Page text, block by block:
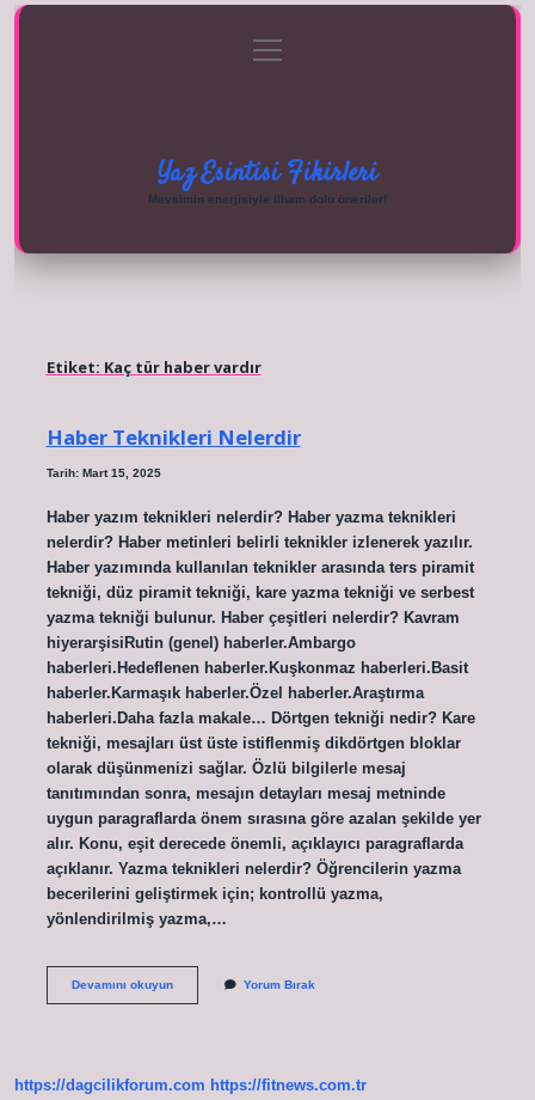
Gizlilik Politikası
menüyü
aç
Yaz Esintisi Fikirleri
Mevsimin enerjisiyle ilham dolu öneriler!
Etiket: Kaç tür haber vardır
Haber Teknikleri Nelerdir
Tarih: Mart 15, 2025
Haber yazım teknikleri nelerdir? Haber yazma teknikleri
nelerdir? Haber metinleri belirli teknikler izlenerek yazılır.
Haber yazımında kullanılan teknikler arasında ters piramit
tekniği, düz piramit tekniği, kare yazma tekniği ve serbest
yazma tekniği bulunur. Haber çeşitleri nelerdir? Kavram
hiyerarşisiRutin (genel) haberler.Ambargo
haberleri.Hedeflenen haberler.Kuşkonmaz haberleri.Basit
haberler.Karmaşık haberler.Özel haberler.Araştırma
haberleri.Daha fazla makale… Dörtgen tekniği nedir? Kare
tekniği, mesajları üst üste istiflenmiş dikdörtgen bloklar
olarak düşünmenizi sağlar. Özlü bilgilerle mesaj
tanıtımından sonra, mesajın detayları mesaj metninde
uygun paragraflarda önem sırasına göre azalan şekilde yer
alır. Konu, eşit derecede önemli, açıklayıcı paragraflarda
açıklanır. Yazma teknikleri nelerdir? Öğrencilerin yazma
becerilerini geliştirmek için; kontrollü yazma,
yönlendirilmiş yazma,…
Devamını okuyunHaber
Yorum Bırak
https://dagcilikforum.com https://fitnews.com.tr